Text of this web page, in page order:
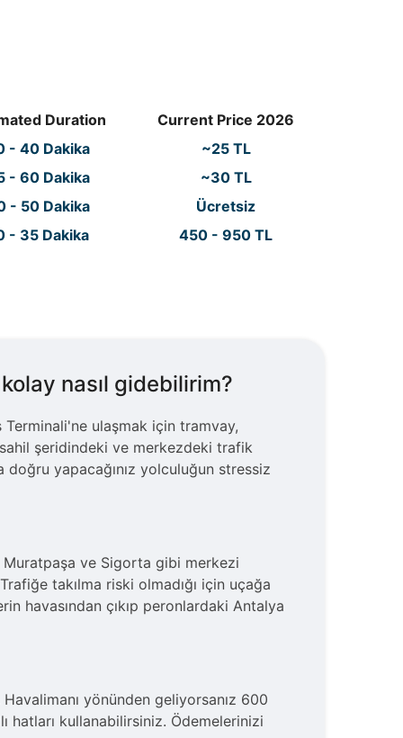
Duration
Current Price 2026
- 40 Dakika
~25 TL
- 60 Dakika
~30 TL
- 50 Dakika
Ücretsiz
- 35 Dakika 450 - 950 TL
nasıl gidebilirim?
ulaşmak için tramvay,
şeridindeki ve merkezdeki trafik
yapacağınız yolculuğun stressiz
Muratpaşa ve Sigorta gibi merkezi
takılma riski olmadığı için uçağa
havasından çıkıp peronlardaki Antalya
yönünden geliyorsanız 600
hatları kullanabilirsiniz. Ödemelerinizi